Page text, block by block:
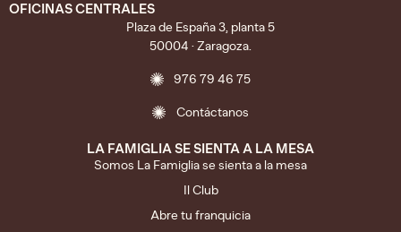
OFICINAS CENTRALES
Plaza de España 3, planta 5
50004 · Zaragoza.
976 79 46 75
Contáctanos
LA FAMIGLIA SE SIENTA A LA MESA
Somos La Famiglia se sienta a la mesa
Il Club
Abre tu franquicia